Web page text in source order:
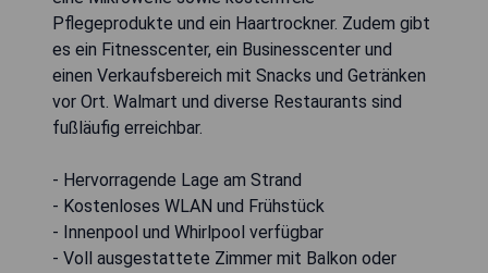
Pflegeprodukte und ein Haartrockner. Zudem gibt
es ein Fitnesscenter, ein Businesscenter und
einen Verkaufsbereich mit Snacks und Getränken
vor Ort. Walmart und diverse Restaurants sind
fußläufig erreichbar.
- Hervorragende Lage am Strand
- Kostenloses WLAN und Frühstück
- Innenpool und Whirlpool verfügbar
- Voll ausgestattete Zimmer mit Balkon oder